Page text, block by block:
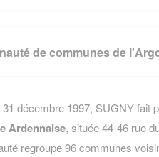
de communes de
décembre 1997, SUGNY fait
Ardennaise, située 44-46 rue
regroupe 96 communes